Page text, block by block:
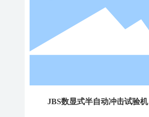
JBS数显式半自动冲击试验机